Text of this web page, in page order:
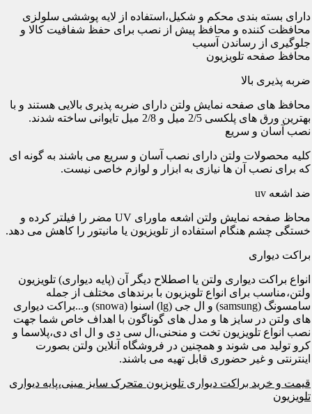
دارای بسته بندی محکم و شکیل،استفاده از لایه پوششی سلولزی
محافظت کننده و محافظ پیش از نصب برای حفظ شفافیت کالا و
جلوگیری از رساندن آسیب
محافظ صفحه تلویزیون
ضربه پذیری بالا
محافظ های صفحه نمایش ولتن دارای ضربه پذیری بالایی هستند و با
بهترین ورق های پلکسی 2/5 میل و 2/8 میل تایوانی ساخته شدند.
نصب آسان و سریع
کلیه محصولات ولتن دارای نصب آسان و سریع می باشند به گونه ای
که برای نصب آن ها نیازی به ابزار و لوازم خاصی نیست.
ضد اشعه uv
محاظ صفحه نمایش ولتن اشعه ماورای UV مضر را فیلتر کرده و
خستگی چشم هنگام استفاده از تلویزیون یا مانیتور را کاهش می دهد.
براکت دیواری
انواع براکت دیواری ولتن یا اصطلاح دیگر آن (پایه دیواری) تلویزیون
ولتن،مناسب برای انواع تلویزیون با برندهای مختلف از جمله
سامسونگ (samsung) و ال جی (lg) اسنوا (snowa) و...براکت دیواری
های ولتن در سایز ها و مدل های گوناگون با اهداف خاص شما جهت
نصب انواع تلویزیون تخت و منحنی،ال سی دی و ال ای دی،پلاسما و
کرو تولید می شوند و همچنین در فروشگاه آنلاین ولتن بصورت
اینترنتی و غیر حضوری قابل تهیه می باشند.
قیمت و خرید براکت دیواری تلویزیون متحرک سایز مینی،پایه دیواری
تلویزیون